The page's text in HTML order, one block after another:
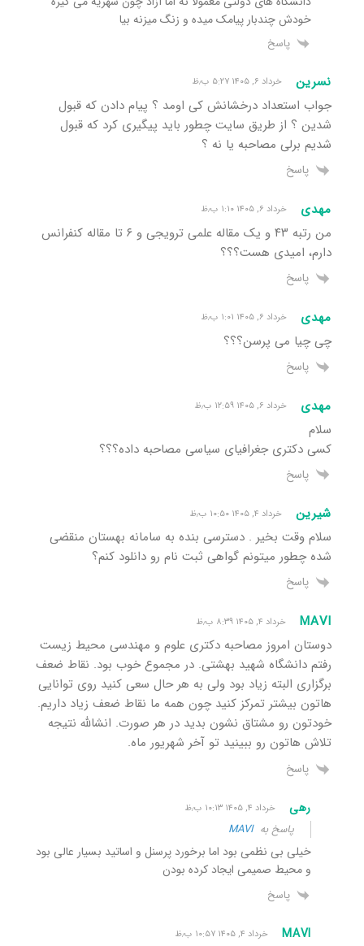
خودش چندبار پیامک میده و زنگ میزنه بیا
پاسخ
نسرین خرداد ۶, ۱۴۰۵ ۵:۲۷ ب٫ظ
جواب استعداد درخشانش کی اومد ؟ پیام دادن که قبول
شدین ؟ از طریق سایت چطور باید پیگیری کرد که قبول
شدیم برلی مصاحبه یا نه ؟
پاسخ
مهدی خرداد ۶, ۱۴۰۵ ۱:۱۰ ب٫ظ
من رتبه ۴۳ و یک مقاله علمی ترویجی و ۶ تا مقاله کنفرانس
دارم، امیدی هست؟؟؟
پاسخ
مهدی خرداد ۶, ۱۴۰۵ ۱:۰۱ ب٫ظ
چی چیا می پرسن؟؟؟
پاسخ
مهدی خرداد ۶, ۱۴۰۵ ۱۲:۵۹ ب٫ظ
سلام
کسی دکتری جغرافیای سیاسی مصاحبه داده؟؟؟
پاسخ
شیرین خرداد ۴, ۱۴۰۵ ۱۰:۵۰ ب٫ظ
سلام وقت بخیر . دسترسی بنده به سامانه بهستان منقضی
شده چطور میتونم گواهی ثبت نام رو دانلود کنم؟
پاسخ
MAVI خرداد ۴, ۱۴۰۵ ۸:۳۹ ب٫ظ
دوستان امروز مصاحبه دکتری علوم و مهندسی محیط زیست
رفتم دانشگاه شهید بهشتی. در مجموع خوب بود. نقاط ضعف
برگزاری البته زیاد بود ولی به هر حال سعی کنید روی توانایی
هاتون بیشتر تمرکز کنید چون همه ما نقاط ضعف زیاد داریم.
خودتون رو مشتاق نشون بدید در هر صورت. انشالله نتیجه
تلاش هاتون رو ببینید تو آخر شهریور ماه.
پاسخ
رهی خرداد ۴, ۱۴۰۵ ۱۰:۱۳ ب٫ظ
پاسخ بهMAVI
خیلی بی نظمی بود اما برخورد پرسنل و اساتید بسیار عالی بود
و محیط صمیمی ایجاد کرده بودن
پاسخ
MAVI خرداد ۴, ۱۴۰۵ ۱۰:۵۷ ب٫ظ